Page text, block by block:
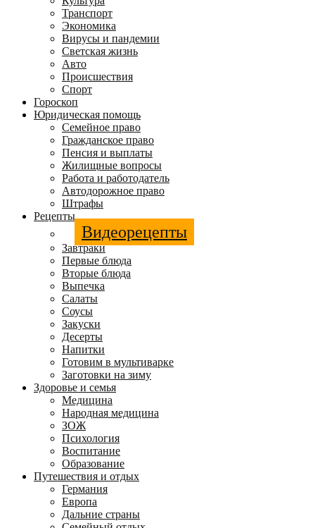
Транспорт
Экономика
Вирусы и пандемии
Светская жизнь
Авто
Происшествия
Спорт
Гороскоп
Юридическая помощь
Семейное право
Гражданское право
Пенсия и выплаты
Жилищные вопросы
Работа и работодатель
Автодорожное право
Штрафы
Рецепты
Видеорецепты
Завтраки
Первые блюда
Вторые блюда
Выпечка
Салаты
Соусы
Закуски
Десерты
Напитки
Готовим в мультиварке
Заготовки на зиму
Здоровье и семья
Медицина
Народная медицина
ЗОЖ
Психология
Воспитание
Образование
Путешествия и отдых
Германия
Европа
Дальние страны